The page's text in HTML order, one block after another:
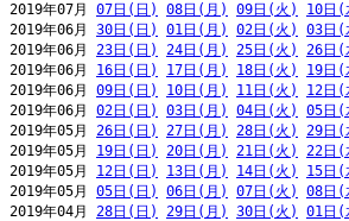
2019年07月 07日(日) 08日(月) 09日(火) 10日(
2019年06月 30日(日) 01日(月) 02日(火) 03日(
2019年06月 23日(日) 24日(月) 25日(火) 26日(
2019年06月 16日(日) 17日(月) 18日(火) 19日(
2019年06月 09日(日) 10日(月) 11日(火) 12日(
2019年06月 02日(日) 03日(月) 04日(火) 05日(
2019年05月 26日(日) 27日(月) 28日(火) 29日(
2019年05月 19日(日) 20日(月) 21日(火) 22日(
2019年05月 12日(日) 13日(月) 14日(火) 15日(
2019年05月 05日(日) 06日(月) 07日(火) 08日(
2019年04月 28日(日) 29日(月) 30日(火) 01日(